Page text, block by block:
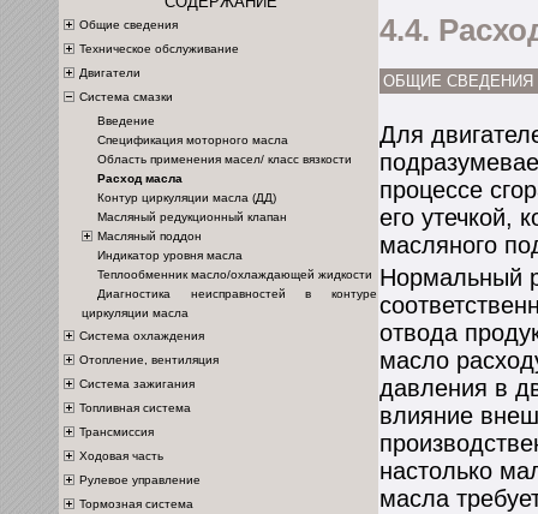
Общие сведения
Техническое обслуживание
Двигатели
Система смазки
Введение
Спецификация моторного масла
Область применения масел/ класс вязкости
Расход масла
Контур циркуляции масла (ДД)
Масляный редукционный клапан
Масляный поддон
Индикатор уровня масла
Теплообменник масло/охлаждающей жидкости
Диагностика неисправностей в контуре
циркуляции масла
Система охлаждения
Отопление, вентиляция
Система зажигания
Топливная система
Трансмиссия
Ходовая часть
Рулевое управление
Тормозная система
4.4.
ОБЩИЕ СВЕДЕНИЯ
Для
процессе
его утечкой,
масляного
Нормальный
отвода
масло
давления в
влияние
настолько
масла